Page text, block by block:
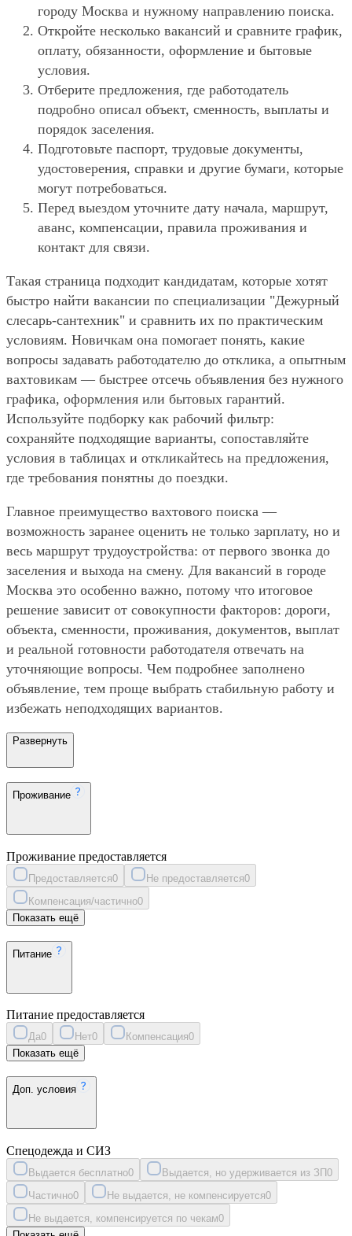
городу Москва и нужному направлению поиска.
Откройте несколько вакансий и сравните график,
оплату, обязанности, оформление и бытовые
условия.
Отберите предложения, где работодатель
подробно описал объект, сменность, выплаты и
порядок заселения.
Подготовьте паспорт, трудовые документы,
удостоверения, справки и другие бумаги, которые
могут потребоваться.
Перед выездом уточните дату начала, маршрут,
аванс, компенсации, правила проживания и
контакт для связи.
Такая страница подходит кандидатам, которые хотят
быстро найти вакансии по специализации "Дежурный
слесарь-сантехник" и сравнить их по практическим
условиям. Новичкам она помогает понять, какие
вопросы задавать работодателю до отклика, а опытным
вахтовикам — быстрее отсечь объявления без нужного
графика, оформления или бытовых гарантий.
Используйте подборку как рабочий фильтр:
сохраняйте подходящие варианты, сопоставляйте
условия в таблицах и откликайтесь на предложения,
где требования понятны до поездки.
Главное преимущество вахтового поиска —
возможность заранее оценить не только зарплату, но и
весь маршрут трудоустройства: от первого звонка до
заселения и выхода на смену. Для вакансий в городе
Москва это особенно важно, потому что итоговое
решение зависит от совокупности факторов: дороги,
объекта, сменности, проживания, документов, выплат
и реальной готовности работодателя отвечать на
уточняющие вопросы. Чем подробнее заполнено
объявление, тем проще выбрать стабильную работу и
избежать неподходящих вариантов.
Развернуть
Проживание
Проживание предоставляется
Предоставляется0 Не предоставляется0
Компенсация/частично0
Показать ещё
Питание
Питание предоставляется
Да0 Нет0 Компенсация0
Показать ещё
Доп. условия
Спецодежда и СИЗ
Выдается бесплатно0 Выдается, но удерживается из ЗП0
Частично0 Не выдается, не компенсируется0
Не выдается, компенсируется по чекам0